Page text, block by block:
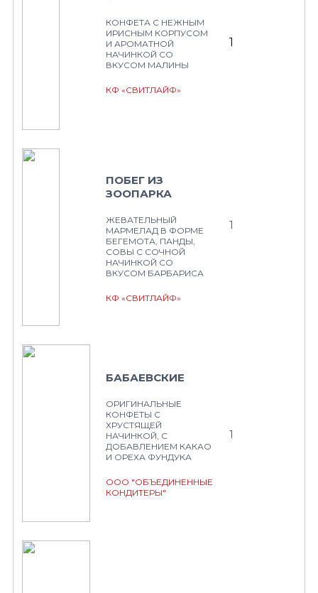
КОНФЕТА С НЕЖНЫМ
ИРИСНЫМ КОРПУСОМ
И АРОМАТНОЙ
НАЧИНКОЙ СО
ВКУСОМ МАЛИНЫ
КФ «СВИТЛАЙФ»
1
ПОБЕГ ИЗ
ЗООПАРКА
ЖЕВАТЕЛЬНЫЙ
МАРМЕЛАД В ФОРМЕ
БЕГЕМОТА, ПАНДЫ,
СОВЫ С СОЧНОЙ
НАЧИНКОЙ СО
ВКУСОМ БАРБАРИСА
КФ «СВИТЛАЙФ»
1
БАБАЕВСКИЕ
ОРИГИНАЛЬНЫЕ
КОНФЕТЫ С
ХРУСТЯЩЕЙ
НАЧИНКОЙ, С
ДОБАВЛЕНИЕМ КАКАО
И ОРЕХА ФУНДУКА
ООО "ОБЪЕДИНЕННЫЕ
КОНДИТЕРЫ"
1